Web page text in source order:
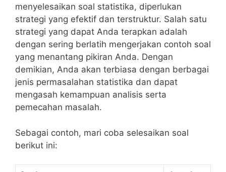
menyelesaikan soal statistika, ‍diperlukan
strategi yang ​efektif ‍dan⁤ terstruktur. Salah satu⁣
strategi⁣ yang dapat Anda terapkan adalah‌
dengan⁤ sering‌ berlatih mengerjakan contoh soal
yang menantang pikiran Anda. Dengan
demikian,⁢ Anda akan terbiasa dengan berbagai
jenis permasalahan statistika dan dapat
mengasah ‍kemampuan analisis serta
⁢pemecahan masalah.
Sebagai contoh, mari coba selesaikan soal
⁣berikut ⁢ini: